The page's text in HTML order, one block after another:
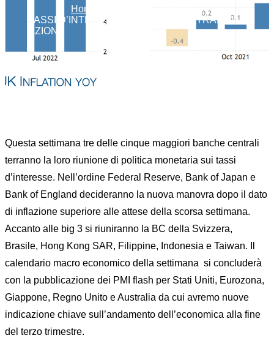
Home
...
TASSI D’INTERESSE: BANCHE CENTRALI IN
AZIONE
Questa settimana tre delle cinque maggiori banche centrali
terranno la loro riunione di politica monetaria sui tassi
d’interesse. Nell’ordine Federal Reserve, Bank of Japan e
Bank of England decideranno la nuova manovra dopo il dato
di inflazione superiore alle attese della scorsa settimana.
Accanto alle big 3 si riuniranno la BC della Svizzera,
Brasile, Hong Kong SAR, Filippine, Indonesia e Taiwan. Il
calendario macro economico della settimana si concluderà
con la pubblicazione dei PMI flash per Stati Uniti, Eurozona,
Giappone, Regno Unito e Australia da cui avremo nuove
indicazione chiave sull’andamento dell’economica alla fine
del terzo trimestre.